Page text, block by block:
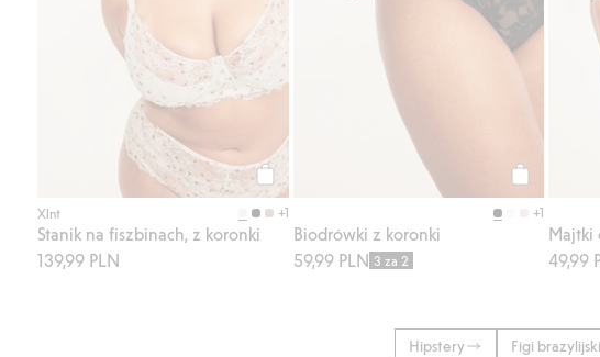
Kup
Xlnt +1
Stanik na fiszbinach, z koronki
139,99 PLN
Kup
+1
Biodrówki z koronki
59,99 PLN 3 za 2
Majtki
49,99
Hipstery Figi